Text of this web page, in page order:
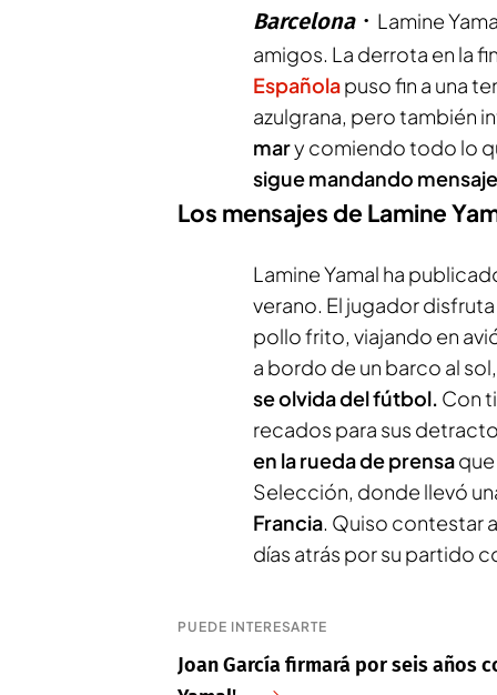
Barcelona
Lamine
amigos. La derrota en la
Españolapuso fin a una
azulgrana, pero también
mary comiendo todo lo
sigue mandando
Los mensajes de Lamine
Lamine Yamal ha
verano. El jugador
pollo frito, viajando en
a bordo de un barco al
se olvida del fútbol. Con
recados para sus
en la rueda de prensa
Selección, donde llevó
Francia. Quiso contestar
días atrás por su partido
PUEDE INTERESARTE
Joan García firmará por seis años